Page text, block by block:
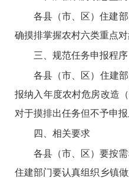
各县（市、区）住建
确摸排掌握农村六类重点
三、规范任务申报程序
各县（市、区） 住建
报纳入年度农村危房改造 （
对于摸排出任务但不予申报
四、相关要求
各县（市、区）要按
住建部门要认真组织 乡镇